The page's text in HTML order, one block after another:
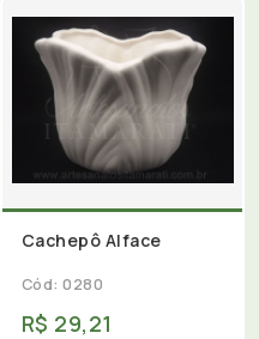
Cachepô Alface
Cód: 0280
R$ 29,21